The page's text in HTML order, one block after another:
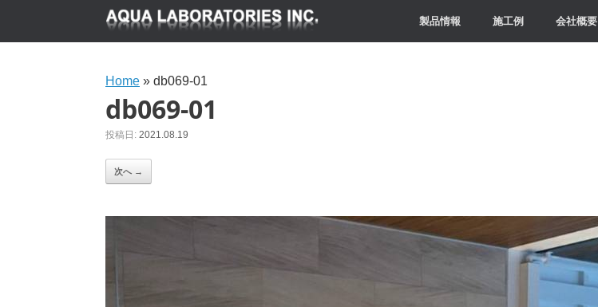
製品情報 施工例 会社概要
Home » db069-01
db069-01
投稿日: 2021.08.19
次へ →